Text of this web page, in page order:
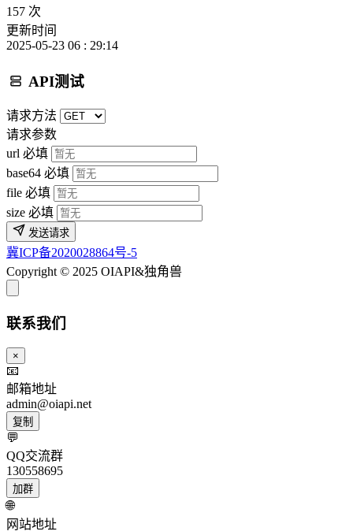
157 次
更新时间
2025-05-23 06 : 29:14
API测试
请求方法
请求参数
url 必填
base64 必填
file 必填
size 必填
发送请求
冀ICP备2020028864号-5
Copyright © 2025 OIAPI&独角兽
联系我们
×
📧
邮箱地址
admin@oiapi.net
复制
💬
QQ交流群
130558695
加群
🌐
网站地址